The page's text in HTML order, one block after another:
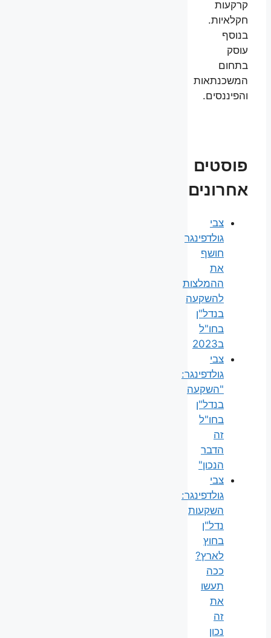
קרקעות
חקלאיות.
בנוסף
עוסק
בתחום
המשכנתאות
והפיננסים.
פוסטים
אחרונים
צבי
גולדפינגר
חושף
את
ההמלצות
להשקעה
בנדל"ן
בחו"ל
ב2023
צבי
גולדפינגר:
"השקעה
בנדל"ן
בחו"ל
זה
הדבר
הנכון"
צבי
גולדפינגר:
השקעות
נדל"ן
בחוץ
לארץ?
ככה
תעשו
את
זה
נכון